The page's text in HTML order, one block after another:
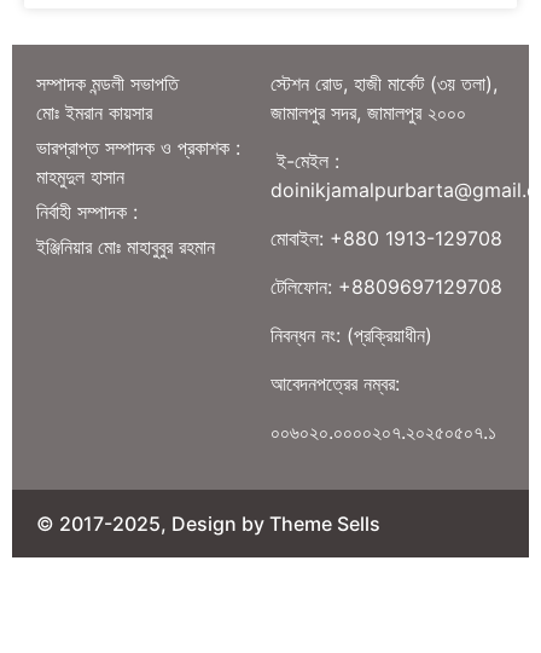
সম্পাদক মন্ডলী সভাপতি
মোঃ ইমরান কায়সার
ভারপ্রাপ্ত সম্পাদক ও প্রকাশক :
মাহমুদুল হাসান
নির্বাহী সম্পাদক :
ইঞ্জিনিয়ার মোঃ মাহাবুবুর রহমান
স্টেশন রোড, হাজী মার্কেট (৩য় তলা),
জামালপুর সদর, জামালপুর ২০০০
ই-মেইল :
মোবাইল: +880 1913-129708
টেলিফোন: +8809697129708
নিবন্ধন নং: (প্রক্রিয়াধীন)
আবেদনপত্রের নম্বর:
০০৬০২০.০০০০২০৭.২০২৫০৫০৭.১
© 2017-2025, Design by Theme Sells